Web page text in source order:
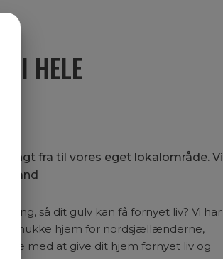
I HELE
fra til vores eget lokalområde. Vi
så dit gulv kan få fornyet liv? Vi har
smukke hjem for nordsjællænderne,
med at give dit hjem fornyet liv og